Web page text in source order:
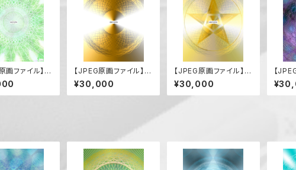
画ファイル】サ
カミ
【JPEG原画ファイル】到
来
¥30,000
【JPEG原画ファイル】希
望の到来
¥30,000
【
沌の